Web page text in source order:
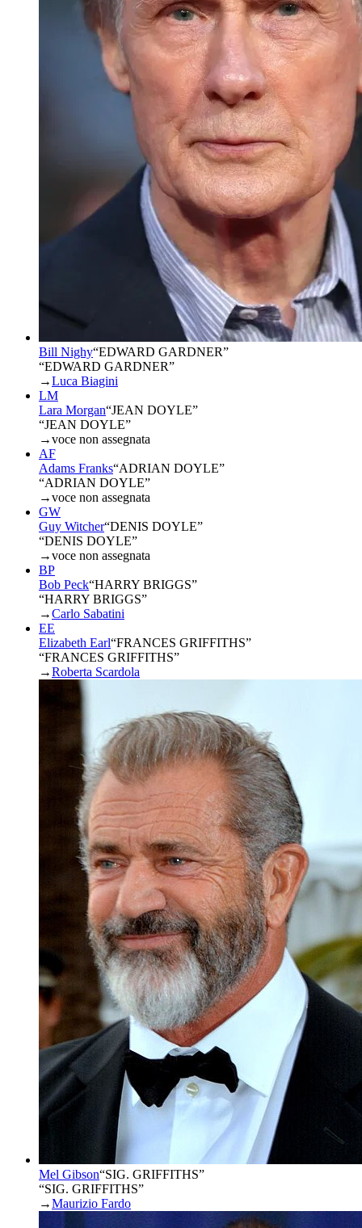
Bill Nighy“EDWARD GARDNER”
“EDWARD GARDNER”
→Luca Biagini
LM
Lara Morgan“JEAN DOYLE”
“JEAN DOYLE”
→voce non assegnata
AF
Adams Franks“ADRIAN DOYLE”
“ADRIAN DOYLE”
→voce non assegnata
GW
Guy Witcher“DENIS DOYLE”
“DENIS DOYLE”
→voce non assegnata
BP
Bob Peck“HARRY BRIGGS”
“HARRY BRIGGS”
→Carlo Sabatini
EE
Elizabeth Earl“FRANCES GRIFFITHS”
“FRANCES GRIFFITHS”
→Roberta Scardola
Mel Gibson“SIG. GRIFFITHS”
“SIG. GRIFFITHS”
→Maurizio Fardo